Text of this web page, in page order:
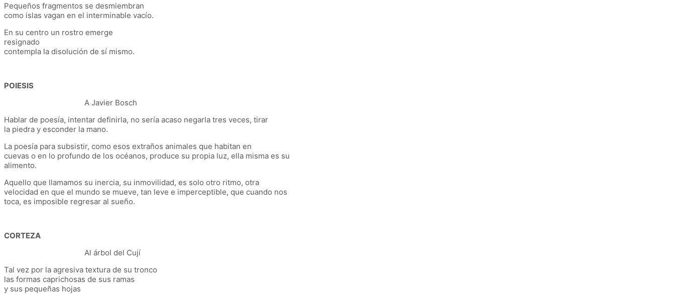
Pequeños fragmentos se desmiembran
como islas vagan en el interminable vacío.
En su centro un rostro emerge
resignado
contempla la disolución de sí mismo.
POIESIS
A Javier Bosch
Hablar de poesía, intentar definirla, no sería acaso negarla tres veces, tirar
la piedra y esconder la mano.
La poesía para subsistir, como esos extraños animales que habitan en
cuevas o en lo profundo de los océanos, produce su propia luz, ella misma es su
alimento.
Aquello que llamamos su inercia, su inmovilidad, es solo otro ritmo, otra
velocidad en que el mundo se mueve, tan leve e imperceptible, que cuando nos
toca, es imposible regresar al sueño.
CORTEZA
Al árbol del Cují
Tal vez por la agresiva textura de su tronco
las formas caprichosas de sus ramas
y sus pequeñas hojas